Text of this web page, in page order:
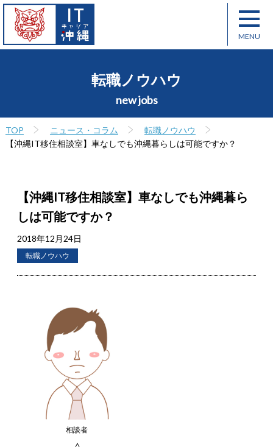
転職ノウハウ
new jobs
TOP ニュース・コラム
転職ノウハウ
【沖縄IT移住相談室】車なしでも沖縄暮らしは可能ですか？
【沖縄IT移住相談室】車なしでも沖縄暮ら
しは可能ですか？
2018年12月24日
転職ノウハウ
相談者